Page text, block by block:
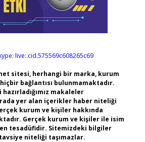
live:.cid.575569c608265c69
sitesi, herhangi bir marka, kurum
bağlantısı bulunmamaktadır.
makaleler
yer alan içerikler haber niteliği
kurum ve kişiler hakkında
Gerçek kurum ve kişiler ile isim
tesadüfidir. Sitemizdeki bilgiler
niteliği taşımazlar.